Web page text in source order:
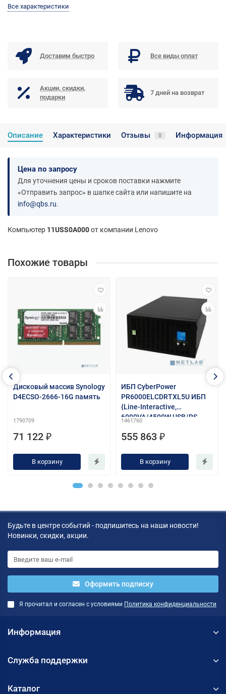
Все характеристики
Доставим быстро Все виды оплат
Акции, скидки,
подарки
7 дней на возврат
Описание Характеристики Отзывы 0 Информация
Цена по запросу
Для уточнения цены и сроков поставки нажмите
«Отправить запрос» в шапке сайта или напишите на
info@qbs.ru.
Компьютер 11USS0A000от компании Lenovo
Похожие товары
Дисковый массив Synology
D4ECSO-2666-16G память
1790709
71 122 ₽
В корзину
ИБП CyberPower
PR6000ELCDRTXL5U ИБП
{Line-Interactive,
6000VA/4500W USB/RS-
11/45/ВБМ (8 IEC С13, 2 IEC
1461760
555 863 ₽
В корзину
Будьте в центре событий - подпишитесь на наши новости!
Новинки, скидки, акции.
Оформить подписку
Я прочитал и согласен с условиями Политика конфиденциальности
Информация
Служба поддержки
Каталог